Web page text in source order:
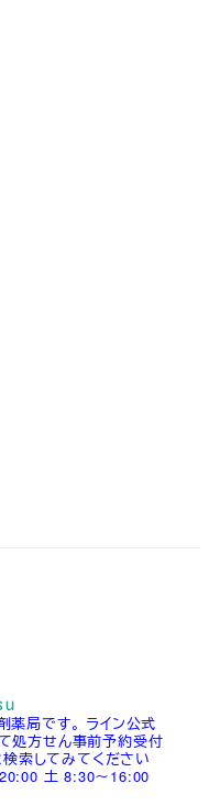
局です。 ライン公式
処方せん事前予約受付
検索してみてください
土 8:30～16:00